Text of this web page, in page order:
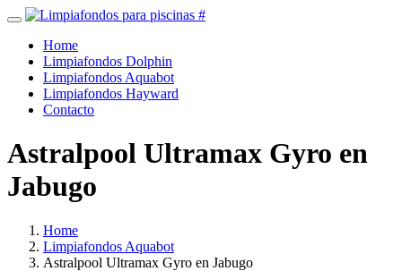
Home
Limpiafondos Dolphin
Limpiafondos Aquabot
Limpiafondos Hayward
Contacto
Astralpool Ultramax Gyro en
Jabugo
Home
Limpiafondos Aquabot
Astralpool Ultramax Gyro en Jabugo